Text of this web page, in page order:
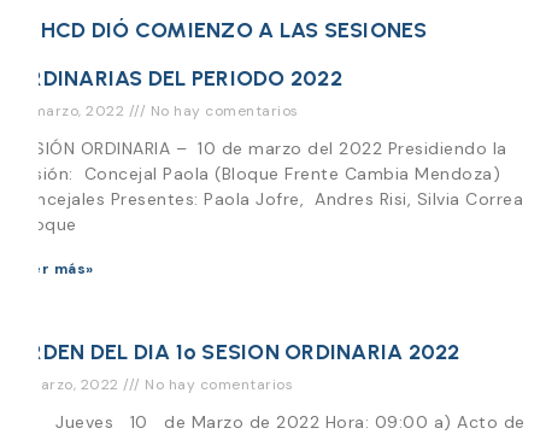
EL HCD DIÓ COMIENZO A LAS SESIONES
ORDINARIAS DEL PERIODO 2022
14 marzo, 2022 No hay comentarios
SESIÓN ORDINARIA – 10 de marzo del 2022 Presidiendo la
Sesión: Concejal Paola (Bloque Frente Cambia Mendoza)
Concejales Presentes: Paola Jofre, Andres Risi, Silvia Correa
(Bloque
Leer más»
ORDEN DEL DIA 1º SESION ORDINARIA 2022
9 marzo, 2022 No hay comentarios
Día Jueves 10 de Marzo de 2022 Hora: 09:00 a) Acto de